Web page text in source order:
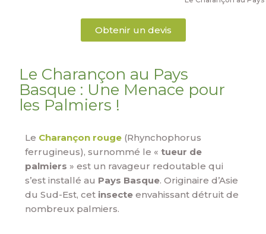
Obtenir un devis
Le Charançon au Pays
Basque : Une Menace pour
les Palmiers !
Le Charançon rouge (Rhynchophorus
ferrugineus), surnommé le « tueur de
palmiers » est un ravageur redoutable qui
s’est installé au Pays Basque. Originaire d’Asie
du Sud-Est, cet insecte envahissant détruit de
nombreux palmiers.